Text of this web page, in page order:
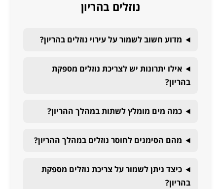
נוזלים בהריון
מדוע חשוב לשמור על עירוי נוזלים בהריון?
אילו יתרונות יש לצריכת נוזלים מספקת
בהריון?
כמה מים מומלץ לשתות במהלך ההריון?
מהם הסימנים לחוסר נוזלים במהלך ההריון?
כיצד ניתן לשמור על צריכת נוזלים מספקת
בהריון?